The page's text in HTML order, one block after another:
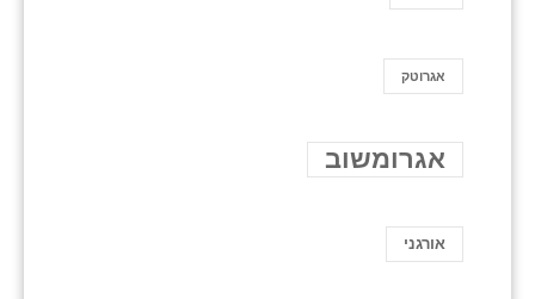
אגרוטק
אגרומשוב
אורגני